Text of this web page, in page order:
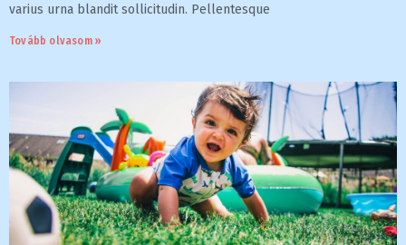
varius urna blandit sollicitudin. Pellentesque
Tovább olvasom »